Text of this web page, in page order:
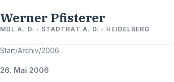
Werner Pfisterer
MDL A. D. · STADTRAT A. D. · HEIDELBERG
Start/Archiv/2006
26. Mai 2006